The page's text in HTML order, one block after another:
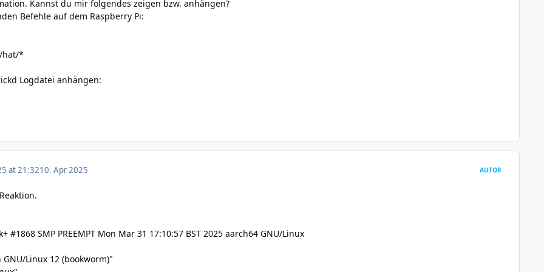
Kannst du mir folgendes zeigen bzw. anhängen?
Befehle auf dem Raspberry Pi:
hat/*
Logdatei anhängen:
at 21:3210. Apr 2025 AUTOR
#1868 SMP PREEMPT Mon Mar 31 17:10:57 BST 2025 aarch64 GNU/Linux
GNU/Linux 12 (bookworm)"